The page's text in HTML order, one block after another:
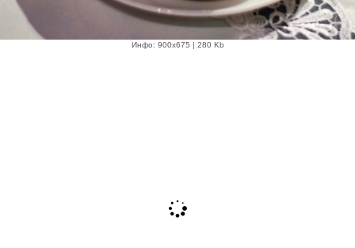
Инфо: 900х675 | 280 Kb